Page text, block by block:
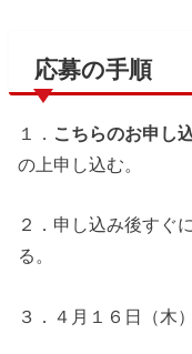
応募の手順
１． こちらのお申し
の上申し込む。
２．申し込み後すぐ
る。
３．４月１６日（木